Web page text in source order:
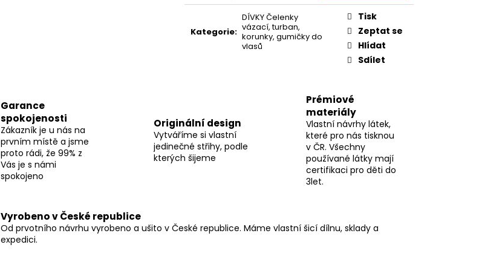
Kategorie:
DÍVKY Čelenky
vázací, turban,
korunky, gumičky do
vlasů
Tisk
Zeptat se
Hlídat
Sdílet
Garance
spokojenosti
Zákazník je u nás na
prvním místě a jsme
proto rádi, že 99% z
Vás je s námi
spokojeno
Originální design
Vytváříme si vlastní
jedinečné střihy, podle
kterých šijeme
Prémiové
materiály
Vlastní návrhy látek,
které pro nás tisknou
v ČR. Všechny
používané látky mají
certifikaci pro děti do
3let.
Vyrobeno v České republice
Od prvotního návrhu vyrobeno a ušito v České republice. Máme vlastní šicí dílnu, sklady a
expedici.